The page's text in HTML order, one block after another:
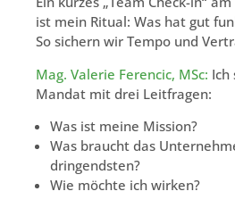
ist mein Ritual: Was hat gut
So sichern wir Tempo und
Mag. Valerie Ferencic, MSc: Ich
Mandat mit drei Leitfragen:
Was ist meine Mission?
Was braucht das
dringendsten?
Wie möchte ich wirken?